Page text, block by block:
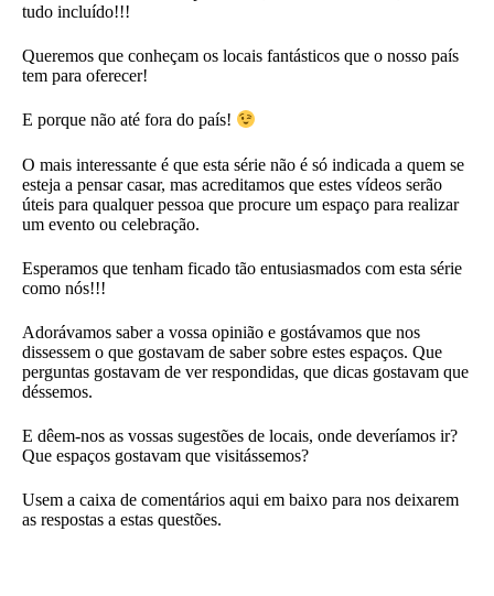
tudo incluído!!!
Queremos que conheçam os locais fantásticos que o nosso país
tem para oferecer!
E porque não até fora do país!
O mais interessante é que esta série não é só indicada a quem se
esteja a pensar casar, mas acreditamos que estes vídeos serão
úteis para qualquer pessoa que procure um espaço para realizar
um evento ou celebração.
Esperamos que tenham ficado tão entusiasmados com esta série
como nós!!!
Adorávamos saber a vossa opinião e gostávamos que nos
dissessem o que gostavam de saber sobre estes espaços. Que
perguntas gostavam de ver respondidas, que dicas gostavam que
déssemos.
E dêem-nos as vossas sugestões de locais, onde deveríamos ir?
Que espaços gostavam que visitássemos?
Usem a caixa de comentários aqui em baixo para nos deixarem
as respostas a estas questões.